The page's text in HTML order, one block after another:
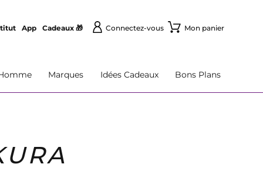
App Cadeaux 🎁 Connectez-vous Mon panier
Marques Idées Cadeaux Bons Plans